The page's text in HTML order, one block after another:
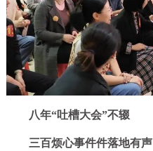
八年“吐槽大会”不辍
三百烦心事件件落地有声